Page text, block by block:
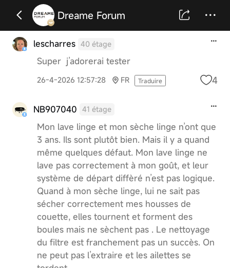
Dreame Forum
lescharres 40 étage
Super j’adorerai tester
26-4-2026 12:57:28 FR Traduire 4
NB907040 41 étage
Mon lave linge et mon sèche linge n’ont que
3 ans. Ils sont plutôt bien. Mais il y a quand
même quelques défaut. Mon lave linge ne
lave pas correctement à mon goût, et leur
système de départ diffèré n’est pas logique.
Quand à mon sèche linge, lui ne sait pas
sécher correctement mes housses de
couette, elles tournent et forment des
boules mais ne sèchent pas . Le nettoyage
du filtre est franchement pas un succès. On
ne peut pas l’extraire et les ailettes se